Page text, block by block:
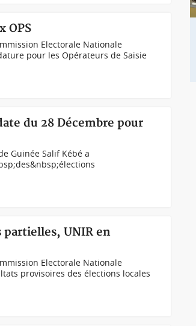
OPS
Electorale Nationale
pour les Opérateurs de Saisie
du 28 Décembre pour
Guinée Salif Kébé a
partielles, UNIR en
Electorale Nationale
provisoires des élections locales